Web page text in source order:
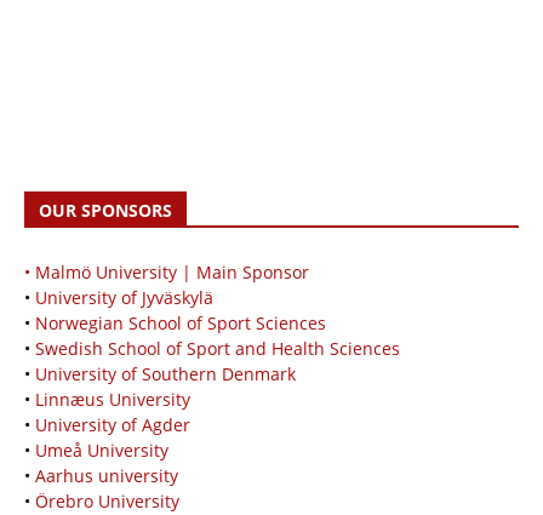
OUR SPONSORS
• Malmö University | Main Sponsor
• University of Jyväskylä
• Norwegian School of Sport Sciences
• Swedish School of Sport and Health Sciences
• University of Southern Denmark
• Linnæus University
• University of Agder
• Umeå University
• Aarhus university
• Örebro University